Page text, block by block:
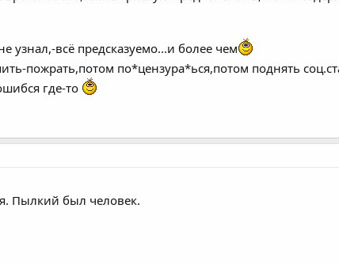
узнал,-всё предсказуемо...и более чем
пожрать,потом по*цензура*ься,потом поднять
где-то
Пылкий был человек.